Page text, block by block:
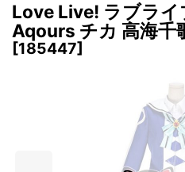
Love Live! ラブラ
Aqours チカ 高海千
[185447]